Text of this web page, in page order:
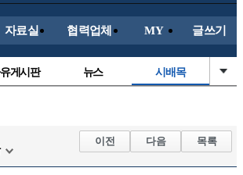
자료실 협력업체 MY 글쓰기
게시판 뉴스 시배목
해외축구
국내축구
이전 다음 목록